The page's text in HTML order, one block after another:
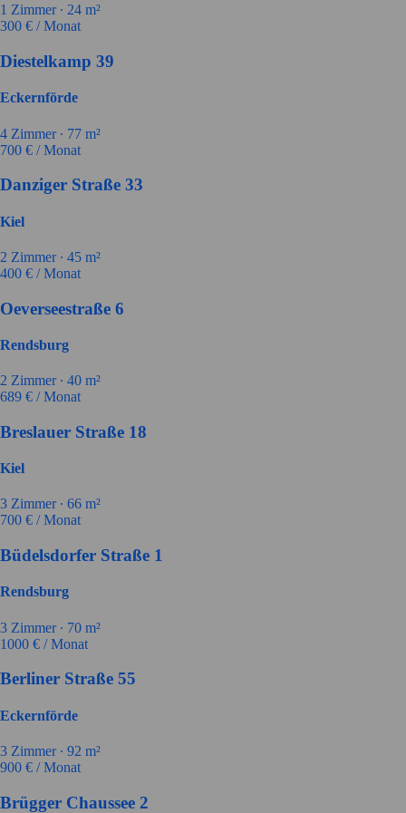
1 Zimmer ∙ 24 m²
300 € / Monat
Diestelkamp 39
Eckernförde
4 Zimmer ∙ 77 m²
700 € / Monat
Danziger Straße 33
Kiel
2 Zimmer ∙ 45 m²
400 € / Monat
Oeverseestraße 6
Rendsburg
2 Zimmer ∙ 40 m²
689 € / Monat
Breslauer Straße 18
Kiel
3 Zimmer ∙ 66 m²
700 € / Monat
Büdelsdorfer Straße 1
Rendsburg
3 Zimmer ∙ 70 m²
1000 € / Monat
Berliner Straße 55
Eckernförde
3 Zimmer ∙ 92 m²
900 € / Monat
Brügger Chaussee 2